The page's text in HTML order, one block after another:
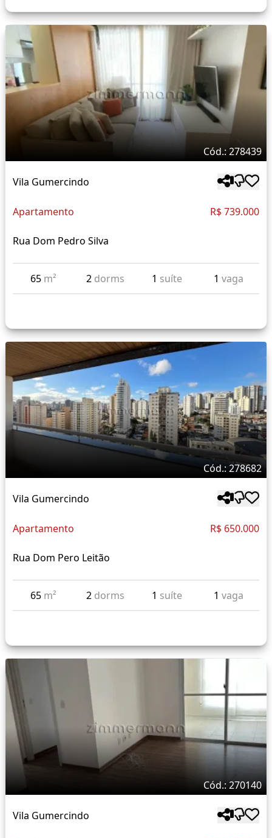
Cód.: 278439
Vila Gumercindo
Apartamento R$ 739.000
Rua Dom Pedro Silva
65 m² 2 dorms 1 suíte 1 vaga
Cód.: 278682
Vila Gumercindo
Apartamento R$ 650.000
Rua Dom Pero Leitão
65 m² 2 dorms 1 suíte 1 vaga
Cód.: 270140
Vila Gumercindo